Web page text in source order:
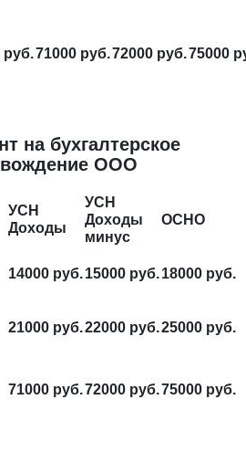
руб.71000 руб.72000 руб.75000
на бухгалтерское
ООО
УСН
Доходы
УСН
Доходы
минус
ОСНО
14000 руб.15000 руб.18000 руб.
21000 руб.22000 руб.25000 руб.
71000 руб.72000 руб.75000 руб.